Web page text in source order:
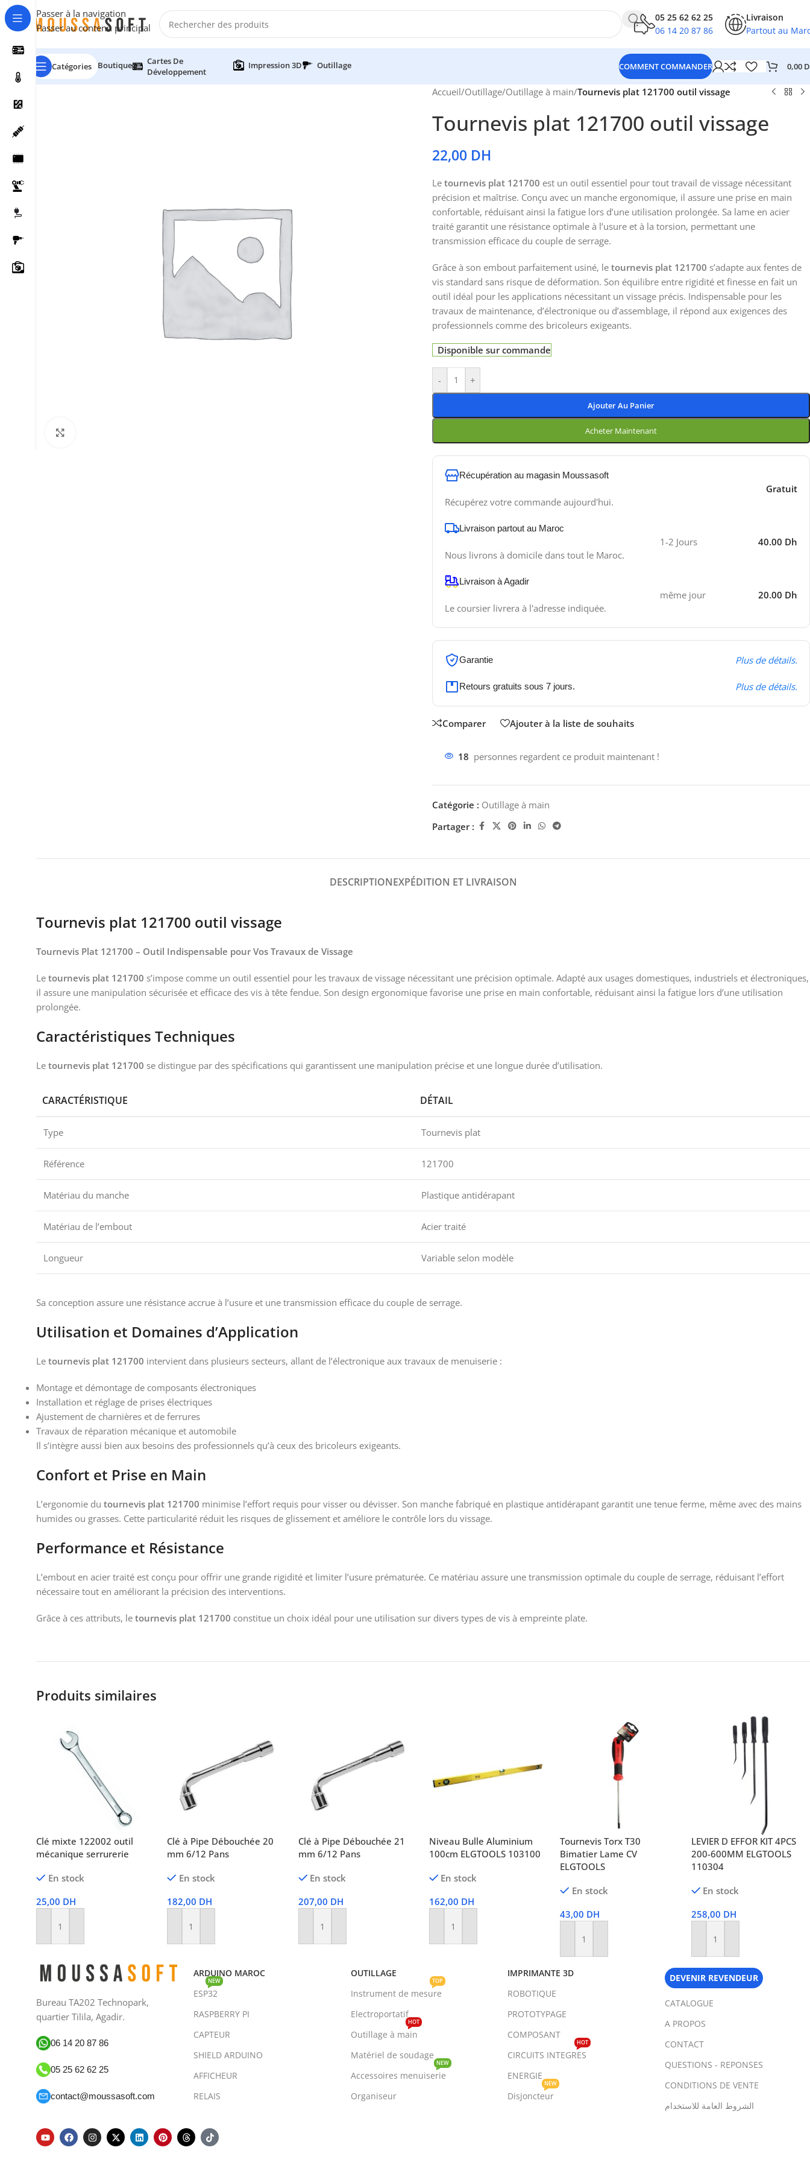
Passer à la navigation
Passer au contenu principal
moussasoft
05 25 62 62 25
06 14 20 87 86
Livraison
Partout au
Catégories Boutique
Cartes De
Développement
Impression 3D Outillage COMMENT COMMANDER 0,00
Accueil/Outillage/Outillage à main/Tournevis plat 121700 outil vissage
Tournevis plat 121700 outil vissage
22,00 DH
Le tournevis plat 121700 est un outil essentiel pour tout travail de vissage nécessitant
précision et maîtrise. Conçu avec un manche ergonomique, il assure une prise en main
confortable, réduisant ainsi la fatigue lors d’une utilisation prolongée. Sa lame en acier
traité garantit une résistance optimale à l’usure et à la torsion, permettant une
transmission efficace du couple de serrage.
Grâce à son embout parfaitement usiné, le tournevis plat 121700 s’adapte aux fentes de
vis standard sans risque de déformation. Son équilibre entre rigidité et finesse en fait un
outil idéal pour les applications nécessitant un vissage précis. Indispensable pour les
travaux de maintenance, d’électronique ou d’assemblage, il répond aux exigences des
professionnels comme des bricoleurs exigeants.
Disponible sur commande
- +
Ajouter Au Panier
Acheter Maintenant
Récupération au magasin Moussasoft
Récupérez votre commande aujourd'hui.
Gratuit
Livraison partout au Maroc
Nous livrons à domicile dans tout le Maroc.
1-2 Jours 40.00 Dh
Livraison à Agadir
Le coursier livrera à l'adresse indiquée.
même jour 20.00 Dh
Garantie Plus de détails.
Retours gratuits sous 7 jours. Plus de détails.
Comparer Ajouter à la liste de souhaits
18 personnes regardent ce produit maintenant !
Catégorie : Outillage à main
Partager :
DESCRIPTIONEXPÉDITION ET LIVRAISON
Tournevis plat 121700 outil vissage
Tournevis Plat 121700 – Outil Indispensable pour Vos Travaux de Vissage
Le tournevis plat 121700 s’impose comme un outil essentiel pour les travaux de vissage nécessitant une précision optimale. Adapté aux usages domestiques, industriels et électroniques,
il assure une manipulation sécurisée et efficace des vis à tête fendue. Son design ergonomique favorise une prise en main confortable, réduisant ainsi la fatigue lors d’une utilisation
prolongée.
Caractéristiques Techniques
Le tournevis plat 121700 se distingue par des spécifications qui garantissent une manipulation précise et une longue durée d’utilisation.
CARACTÉRISTIQUE DÉTAIL
Type Tournevis plat
Référence 121700
Matériau du manche Plastique antidérapant
Matériau de l’embout Acier traité
Longueur Variable selon modèle
Sa conception assure une résistance accrue à l’usure et une transmission efficace du couple de serrage.
Utilisation et Domaines d’Application
Le tournevis plat 121700 intervient dans plusieurs secteurs, allant de l’électronique aux travaux de menuiserie :
Montage et démontage de composants électroniques
Installation et réglage de prises électriques
Ajustement de charnières et de ferrures
Travaux de réparation mécanique et automobile
Il s’intègre aussi bien aux besoins des professionnels qu’à ceux des bricoleurs exigeants.
Confort et Prise en Main
L’ergonomie du tournevis plat 121700 minimise l’effort requis pour visser ou dévisser. Son manche fabriqué en plastique antidérapant garantit une tenue ferme, même avec des mains
humides ou grasses. Cette particularité réduit les risques de glissement et améliore le contrôle lors du vissage.
Performance et Résistance
L’embout en acier traité est conçu pour offrir une grande rigidité et limiter l’usure prématurée. Ce matériau assure une transmission optimale du couple de serrage, réduisant l’effort
nécessaire tout en améliorant la précision des interventions.
Grâce à ces attributs, le tournevis plat 121700 constitue un choix idéal pour une utilisation sur divers types de vis à empreinte plate.
Produits similaires
Clé mixte 122002 outil
mécanique serrurerie
En stock
25,00 DH
Ajouter Au Panier
Clé à Pipe Débouchée 20
mm 6/12 Pans
En stock
182,00 DH
Ajouter Au Panier
Clé à Pipe Débouchée 21
mm 6/12 Pans
En stock
207,00 DH
Ajouter Au Panier
Niveau Bulle Aluminium
100cm ELGTOOLS 103100
En stock
162,00 DH
Ajouter Au Panier
Tournevis Torx T30
Bimatier Lame CV
ELGTOOLS
En stock
43,00 DH
Ajouter Au Panier
LEVIER D EFFOR KIT 4PCS
200-600MM ELGTOOLS
110304
En stock
258,00 DH
Ajouter Au Panier
Bureau TA202 Technopark,
quartier Tilila, Agadir.
06 14 20 87 86
05 25 62 62 25
contact@moussasoft.com
ARDUINO MAROC
ESP32
NEW
RASPBERRY PI
CAPTEUR
SHIELD ARDUINO
AFFICHEUR
RELAIS
OUTILLAGE
Instrument de mesure
TOP
Electroportatif
Outillage à main
HOT
Matériel de soudage
Accessoires menuiserie
NEW
Organiseur
IMPRIMANTE 3D
ROBOTIQUE
PROTOTYPAGE
COMPOSANT
CIRCUITS INTEGRES
HOT
ENERGIE
Disjoncteur
NEW
DEVENIR REVENDEUR
CATALOGUE
A PROPOS
CONTACT
QUESTIONS - REPONSES
CONDITIONS DE VENTE
الشروط العامة للاستخدام